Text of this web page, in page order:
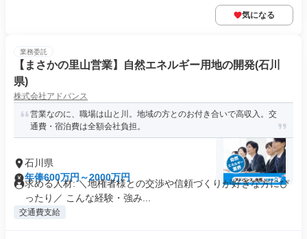
気になる
業務委託
【まさかの里山営業】自然エネルギー用地の開発(石川
県)
株式会社アドバンス
営業なのに、職場は山と川。地域の方とのお付き合いで高収入。交
通費・宿泊費は全額会社負担。
石川県
年俸600万円～2000万円
求める人材: ＼地権者様との交渉や信頼づくりが好きな方にぴ
ったり／ こんな経験・強み...
交通費支給